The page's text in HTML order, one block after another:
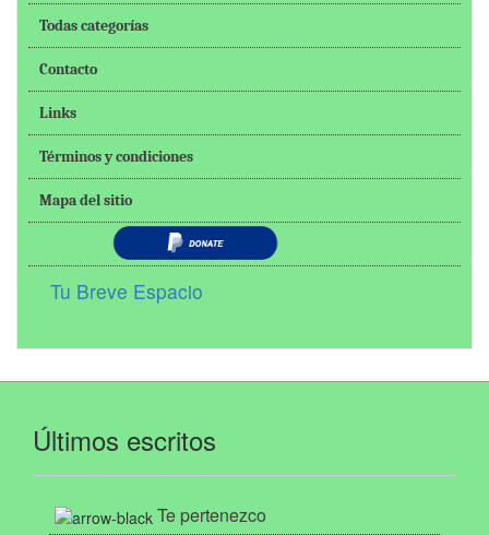
Todas categorías
Contacto
Links
Términos y condiciones
Mapa del sitio
Tu Breve Espacio
Últimos escritos
Te pertenezco